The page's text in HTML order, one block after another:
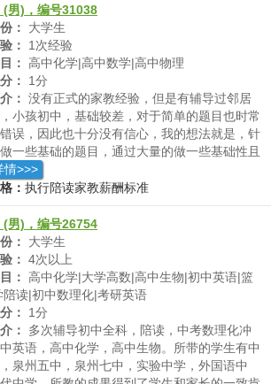
和学生确认我的教学方法是否适合他，如果学
题，我会调整自己的教学方法。家教效果:通
家教，学生家长给出的反馈是学生对该科目的
感兴趣，学习成绩也有所提高，学生也有再次
当家教的意愿。
(男)，编号31038
：
大学生
：
1次经验
： 高中化学|高中数学|高中物理
：
1分
： 没有正式的家教经验，但是有辅导过邻居
小孩初中，基础较差，对于简单的题目也时常
误，因此也十分没有信心，我的想法就是，针
一些基础的题目，通过大量的做一些基础性且
题目，要求其在在保证做题速度的同时，能够保
，这也极大的培养了他的信心，从及格线边缘
情>>>
： 执行陪读家教薪酬标准
(男)，编号26754
：
大学生
： 4次以上
： 高中化学|大学高数|高中生物|初中英语|篮
陪读|初中数理化|考研英语
：
1分
：
多次辅导初中全科，陪读，中考数理化冲
英语，高中化学，高中生物。所带的学生有中
泉州五中，泉州七中，实验中学，外国语中